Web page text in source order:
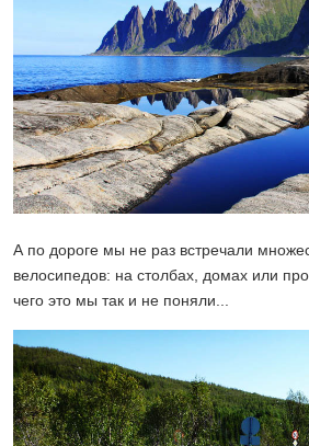
А по дороге мы не раз встречали
велосипедов: на столбах, домах или
чего это мы так и не поняли...